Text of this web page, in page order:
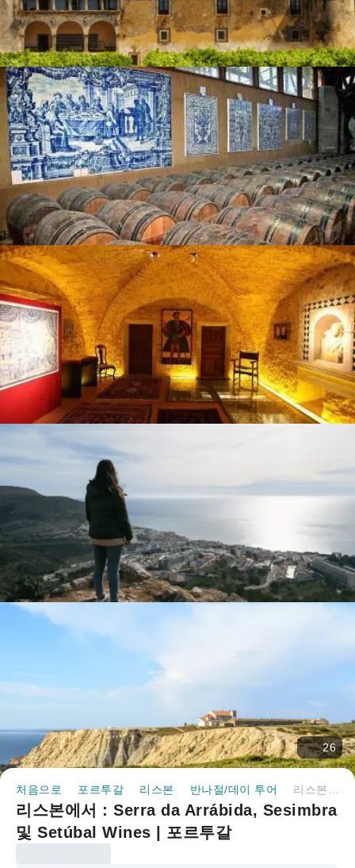
26
처음으로 포르투갈 리스본 반나절/데이 투어
리스본에서 : Serra da Arrábida, Sesimbra
및 Setúbal Wines | 포르투갈